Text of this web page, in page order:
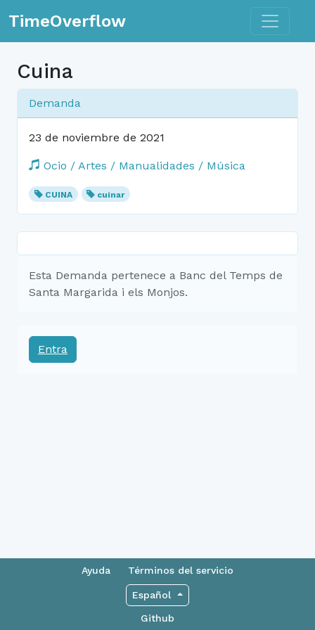
TimeOverflow Toggle
Cuina
Demanda
23 de noviembre de 2021
Ocio / Artes / Manualidades / Música
CUINA cuinar
Esta Demanda pertenece a Banc del Temps de
Santa Margarida i els Monjos.
Entra
Ayuda Términos del servicio
Español
Github